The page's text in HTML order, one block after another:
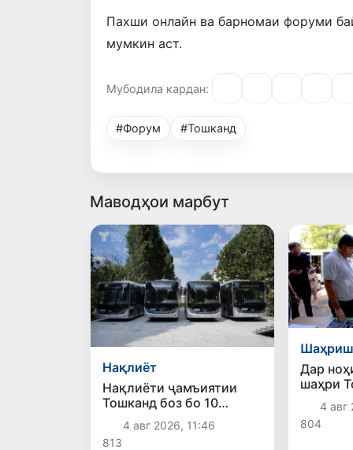
Пахши онлайн ва барномаи форуми
мумкин аст.
Мубодила кардан:
#Форум #Тошканд
Маводҳои марбут
Нақлиёт
Нақлиёти ҷамъиятии
Тошканд боз бо 10
электробуси замонавӣ
пурра шуд
4 авг 2026, 11:46
813
Дар
шаҳри
фазои
доранд
4 авг
804